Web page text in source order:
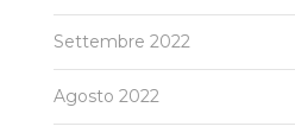
Settembre 2022
Agosto 2022